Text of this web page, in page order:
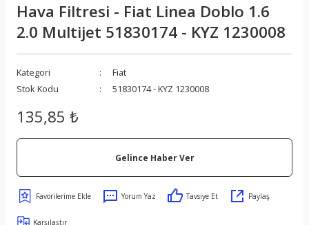
Hava Filtresi - Fiat Linea Doblo 1.6
2.0 Multijet 51830174 - KYZ 1230008
Kategori
Fiat
Stok Kodu
51830174 - KYZ 1230008
135,85 ₺
Gelince Haber Ver
Yorum Yaz Tavsiye Et Paylaş
Karşılaştır